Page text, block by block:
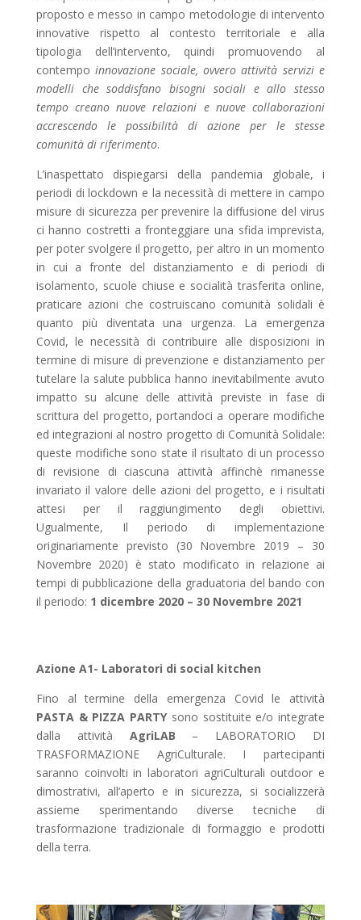
proposto e messo in campo metodologie di intervento
innovative rispetto al contesto territoriale e alla
tipologia dell’intervento, quindi promuovendo al
contempoinnovazione sociale, ovvero attività servizi e
modelli che soddisfano bisogni sociali e allo stesso
tempo creano nuove relazioni e nuove collaborazioni
accrescendo le possibilità di azione per le stesse
comunità di riferimento.
L’inaspettato dispiegarsi della pandemia globale, i
periodi di lockdown e la necessità di mettere in campo
misure di sicurezza per prevenire la diffusione del virus
ci hanno costretti a fronteggiare una sfida imprevista,
per poter svolgere il progetto, per altro in un momento
in cui a fronte del distanziamento e di periodi di
isolamento, scuole chiuse e socialità trasferita online,
praticare azioni che costruiscano comunità solidali è
quanto più diventata una urgenza. La emergenza
Covid, le necessità di contribuire alle disposizioni in
termine di misure di prevenzione e distanziamento per
tutelare la salute pubblica hanno inevitabilmente avuto
impatto su alcune delle attività previste in fase di
scrittura del progetto, portandoci a operare modifiche
ed integrazioni al nostro progetto di Comunità Solidale:
queste modifiche sono state il risultato di un processo
di revisione di ciascuna attività affinchè rimanesse
invariato il valore delle azioni del progetto, e i risultati
attesi per il raggiungimento degli obiettivi.
Ugualmente, Il periodo di implementazione
originariamente previsto (30 Novembre 2019 – 30
Novembre 2020) è stato modificato in relazione ai
tempi di pubblicazione della graduatoria del bando con
il periodo: 1 dicembre 2020 – 30 Novembre 2021
Azione A1- Laboratori di social kitchen
Fino al termine della emergenza Covid le attività
PASTA & PIZZA PARTYsono sostituite e/o integrate
dalla attività AgriLAB – LABORATORIO DI
TRASFORMAZIONE AgriCulturale. I partecipanti
saranno coinvolti in laboratori agriCulturali outdoor e
dimostrativi, all’aperto e in sicurezza, si socializzerà
assieme sperimentando diverse tecniche di
trasformazione tradizionale di formaggio e prodotti
della terra.